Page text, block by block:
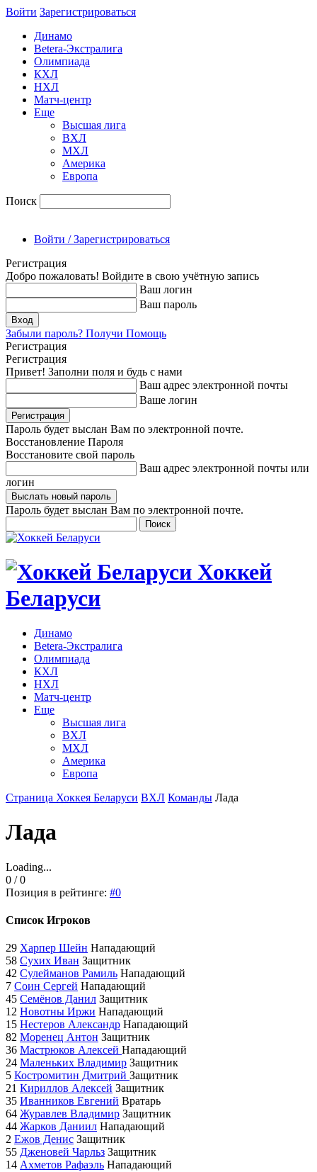
Войти Зарегиcтрироваться
Динамо
Betera-Экстралига
Олимпиада
КХЛ
НХЛ
Матч-центр
Еще
Высшая лига
ВХЛ
МХЛ
Америка
Европа
Поиск
Войти / Зарегистрироваться
Регистрация
Добро пожаловать! Войдите в свою учётную запись
Ваш логин
Ваш пароль
Забыли пароль? Получи Помощь
Регистрация
Регистрация
Привет! Заполни поля и будь с нами
Ваш адрес электронной почты
Ваше логин
Пароль будет выслан Вам по электронной почте.
Восстановление Пароля
Восстановите свой пароль
Ваш адрес электронной почты или
логин
Пароль будет выслан Вам по электронной почте.
Хоккей
Беларуси
Динамо
Betera-Экстралига
Олимпиада
КХЛ
НХЛ
Матч-центр
Еще
Высшая лига
ВХЛ
МХЛ
Америка
Европа
Страница Хоккея Беларуси ВХЛ Команды Лада
Лада
Loading...
0 / 0
Позиция в рейтинге: #0
Список Игроков
29 Харпер Шейн Нападающий
58 Сухих Иван Защитник
42 Сулейманов Рамиль Нападающий
7 Соин Сергей Нападающий
45 Семёнов Данил Защитник
12 Новотны Иржи Нападающий
15 Нестеров Александр Нападающий
82 Моренец Антон Защитник
36 Мастрюков Алексей Нападающий
24 Маленьких Владимир Защитник
5 Костромитин Дмитрий Защитник
21 Кириллов Алексей Защитник
35 Иванников Евгений Вратарь
64 Журавлев Владимир Защитник
44 Жарков Даниил Нападающий
2 Ежов Денис Защитник
55 Дженовей Чарльз Защитник
14 Ахметов Рафаэль Нападающий